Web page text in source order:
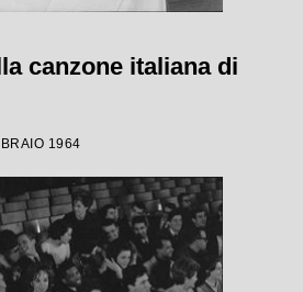
canzone italiana di
1964